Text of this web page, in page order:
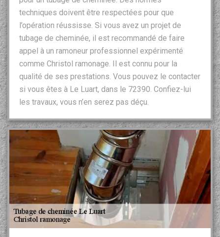
techniques doivent être respectées pour que
l’opération réussisse. Si vous avez un projet de
tubage de cheminée, il est recommandé de faire
appel à un ramoneur professionnel expérimenté
comme Christol ramonage. Il est connu pour la
qualité de ses prestations. Vous pouvez le contacter
si vous êtes à Le Luart, dans le 72390. Confiez-lui
les travaux, vous n’en serez pas déçu.